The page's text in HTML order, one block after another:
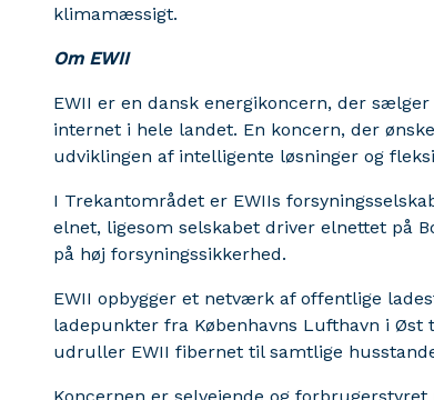
klimamæssigt.
Om EWII
EWII er en dansk energikoncern, der
internet i hele landet. En koncern, der
udviklingen af intelligente løsninger og
I Trekantområdet er EWIIs
elnet, ligesom selskabet driver elnettet på
på høj forsyningssikkerhed.
EWII opbygger et netværk af offentlige
ladepunkter fra Københavns Lufthavn i Øst
udruller EWII fibernet til samtlige